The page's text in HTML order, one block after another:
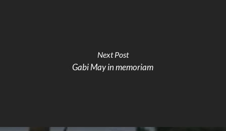
Next Post
Gabi May in memoriam